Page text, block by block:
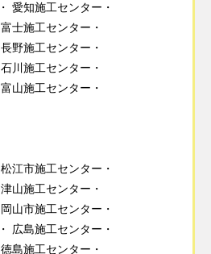
愛知施工センター
富士施工センター
長野施工センター
石川施工センター
富山施工センター
松江市施工センター
津山施工センター
岡山市施工センター
広島施工センター
徳島施工センター